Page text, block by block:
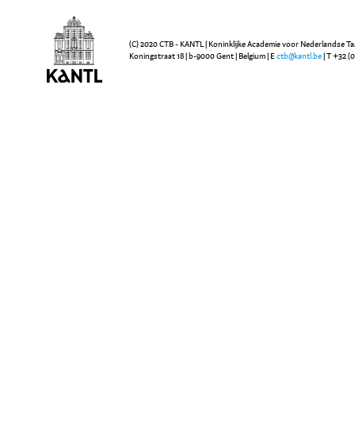
(C) 2020 CTB - KANTL | Koninklijke Academie voor Nederlandse
Koningstraat 18 | b-9000 Gent | Belgium | E ctb@kantl.be | T +32